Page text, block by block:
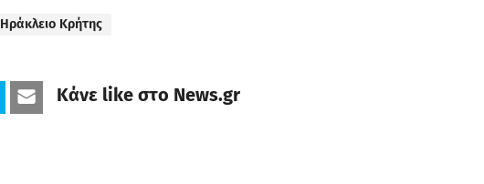
Ηράκλειο Κρήτης
Κάνε like στο News.gr